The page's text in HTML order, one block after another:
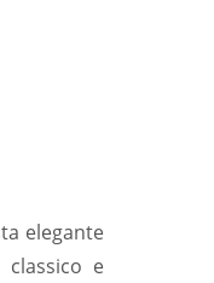
elegante
e